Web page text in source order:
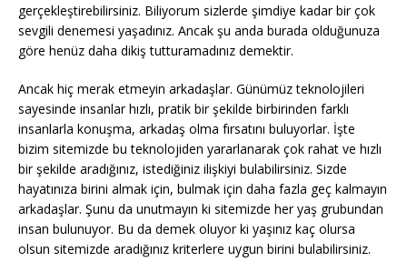
gerçekleştirebilirsiniz. Biliyorum sizlerde şimdiye kadar bir çok
sevgili denemesi yaşadınız. Ancak şu anda burada olduğunuza
göre henüz daha dikiş tutturamadınız demektir.
Ancak hiç merak etmeyin arkadaşlar. Günümüz teknolojileri
sayesinde insanlar hızlı, pratik bir şekilde birbirinden farklı
insanlarla konuşma, arkadaş olma fırsatını buluyorlar. İşte
bizim sitemizde bu teknolojiden yararlanarak çok rahat ve hızlı
bir şekilde aradığınız, istediğiniz ilişkiyi bulabilirsiniz. Sizde
hayatınıza birini almak için, bulmak için daha fazla geç kalmayın
arkadaşlar. Şunu da unutmayın ki sitemizde her yaş grubundan
insan bulunuyor. Bu da demek oluyor ki yaşınız kaç olursa
olsun sitemizde aradığınız kriterlere uygun birini bulabilirsiniz.